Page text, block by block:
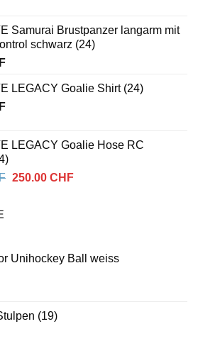
Samurai Brustpanzer langarm mit
schwarz (24)
LEGACY Goalie Shirt (24)
LEGACY Goalie Hose RC
Ursprünglicher
250.00 CHFAktueller
Unihockey Ball weiss
(19)